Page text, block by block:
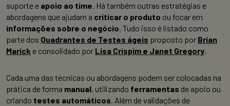
suporte e apoio ao time. Há também outras estratégias e
abordagens que ajudam a criticar o produto ou focar em
informações sobre o negócio. Tudo isso é listado como
parte dos Quadrantes de Testes ágeis proposto por Brian
Marick e consolidado por Lisa Crispim e Janet Gregory.
Cada uma das técnicas ou abordagens podem ser colocadas na
prática de forma manual, utilizando ferramentas de apoio ou
criando testes automáticos. Além de validações de